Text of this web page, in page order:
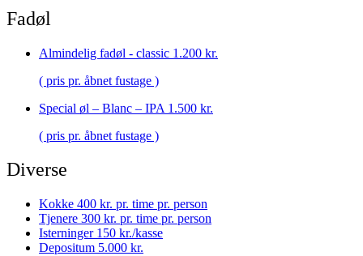
Fadøl
Almindelig fadøl - classic 1.200 kr.
( pris pr. åbnet fustage )
Special øl – Blanc – IPA 1.500 kr.
( pris pr. åbnet fustage )
Diverse
Kokke 400 kr. pr. time pr. person
Tjenere 300 kr. pr. time pr. person
Isterninger 150 kr./kasse
Depositum 5.000 kr.